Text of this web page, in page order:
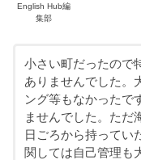
English Hub編
集部
小さい町だったので
ありませんでした。
ング等もなかったで
ませんでした。ただ
日ごろから持ってい
関しては自己管理も